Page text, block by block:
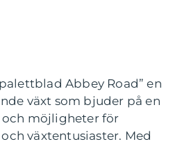
Abbey Road” en
växt som bjuder på en
möjligheter för
växtentusiaster. Med